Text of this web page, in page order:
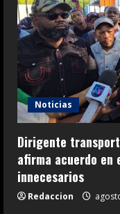
Noticias
Dirigente
afirma acuerdo
innecesarios
Redaccion